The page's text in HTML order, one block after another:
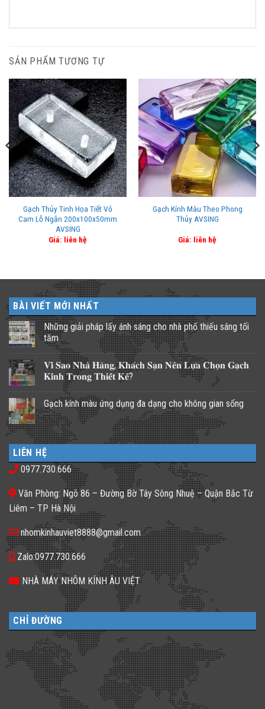
SẢN PHẨM TƯƠNG TỰ
Gạch Thủy Tinh Họa Tiết Vỏ
Cam Lỗ Ngắn 200x100x50mm
AVSING
Giá: liên hệ
Gạch Kính Màu Theo Phong
Thủy AVSING
Giá: liên hệ
BÀI VIẾT MỚI NHẤT
Những giải pháp lấy ánh sáng cho nhà phố thiếu sáng tối
tăm
Không
bình
luận
ở
pháp
lấy
ánh
sáng
cho
nhà
phố
thiếu
sáng
tối
𝐕𝐢̀ 𝐒𝐚𝐨 𝐍𝐡𝐚̀ 𝐇𝐚̀𝐧𝐠, 𝐊𝐡𝐚́𝐜𝐡 𝐒𝐚̣𝐧 𝐍𝐞̂𝐧 𝐋𝐮̛̣𝐚 𝐂𝐡𝐨̣𝐧 𝐆𝐚̣𝐜𝐡
𝐊𝐢́𝐧𝐡 𝐓𝐫𝐨𝐧𝐠 𝐓𝐡𝐢𝐞̂́𝐭 𝐊𝐞̂́?
bình
luận
ở
𝐕𝐢̀
𝐒𝐚𝐨
𝐍𝐡𝐚̀
𝐇𝐚̀𝐧𝐠,
𝐊𝐡𝐚́𝐜𝐡
𝐒𝐚̣𝐧
𝐍𝐞̂𝐧
𝐂𝐡𝐨̣𝐧
𝐆𝐚̣𝐜𝐡
𝐊𝐢́𝐧𝐡
𝐓𝐫𝐨𝐧𝐠
𝐓𝐡𝐢𝐞̂́𝐭
𝐊𝐞̂́?
Gạch kính màu ứng dụng đa dạng cho không gian sống
Không
có
bình
luận
ở
Gạch
kính
màu
đa
dạng
cho
không
gian
sống
LIÊN HỆ
0977.730.666
Văn Phòng: Ngõ 86 – Đường Bờ Tây Sông Nhuệ – Quận Bắc Từ
Liêm – TP Hà Nội
nhomkinhauviet8888@gmail.com
Zalo:0977.730.666
NHÀ MÁY NHÔM KÍNH ÂU VIỆT
CHỈ ĐƯỜNG